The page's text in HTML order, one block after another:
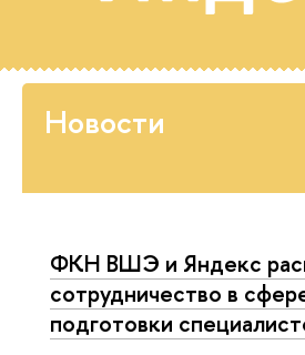
Новости
ФКН ВШЭ и Яндекс
сотрудничество в
подготовки